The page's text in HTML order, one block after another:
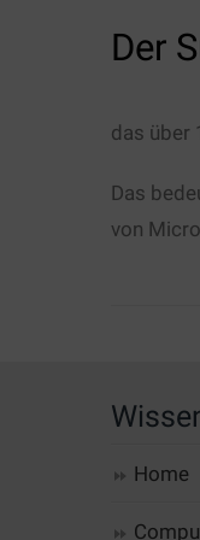
Der
das über
Das
von
Home